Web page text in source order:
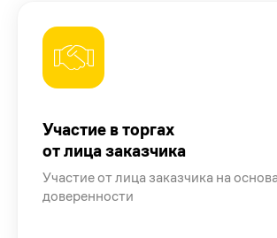
Участие в торгах
от лица заказчика
Участие от лица заказчика на
доверенности